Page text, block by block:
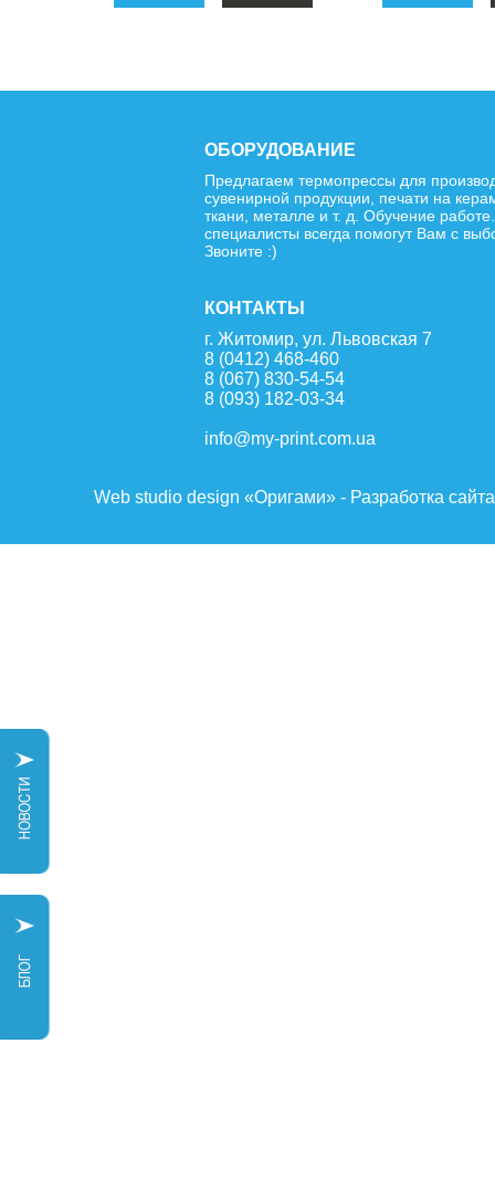
ОБОРУДОВАНИЕ
Предлагаем термопрессы для
сувенирной продукции, печати на
ткани, металле и т. д. Обучение
специалисты всегда помогут Вам с
Звоните :)
КОНТАКТЫ
г. Житомир, ул. Львовская 7
8 (0412) 468-460
8 (067) 830-54-54
8 (093) 182-03-34
info@my-print.com.ua
Web studio design «Оригами» - Разработка